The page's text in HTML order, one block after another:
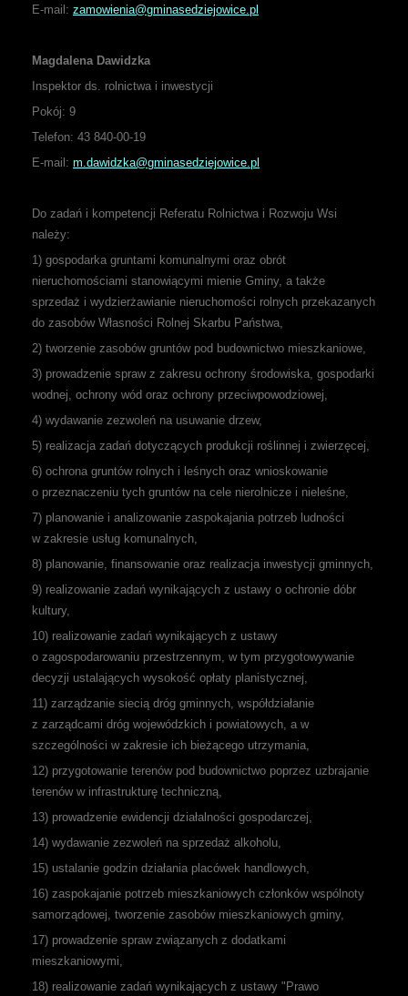
E-mail: zamowienia@gminasedziejowice.pl
Magdalena Dawidzka
Inspektor ds. rolnictwa i inwestycji
Pokój: 9
Telefon: 43 840-00-19
E-mail: m.dawidzka@gminasedziejowice.pl
Do zadań i kompetencji Referatu Rolnictwa i Rozwoju Wsi
należy:
1) gospodarka gruntami komunalnymi oraz obrót
nieruchomościami stanowiącymi mienie Gminy, a także
sprzedaż i wydzierżawianie nieruchomości rolnych przekazanych
do zasobów Własności Rolnej Skarbu Państwa,
2) tworzenie zasobów gruntów pod budownictwo mieszkaniowe,
3) prowadzenie spraw z zakresu ochrony środowiska, gospodarki
wodnej, ochrony wód oraz ochrony przeciwpowodziowej,
4) wydawanie zezwoleń na usuwanie drzew,
5) realizacja zadań dotyczących produkcji roślinnej i zwierzęcej,
6) ochrona gruntów rolnych i leśnych oraz wnioskowanie
o przeznaczeniu tych gruntów na cele nierolnicze i nieleśne,
7) planowanie i analizowanie zaspokajania potrzeb ludności
w zakresie usług komunalnych,
8) planowanie, finansowanie oraz realizacja inwestycji gminnych,
9) realizowanie zadań wynikających z ustawy o ochronie dóbr
kultury,
10) realizowanie zadań wynikających z ustawy
o zagospodarowaniu przestrzennym, w tym przygotowywanie
decyzji ustalających wysokość opłaty planistycznej,
11) zarządzanie siecią dróg gminnych, współdziałanie
z zarządcami dróg wojewódzkich i powiatowych, a w
szczególności w zakresie ich bieżącego utrzymania,
12) przygotowanie terenów pod budownictwo poprzez uzbrajanie
terenów w infrastrukturę techniczną,
13) prowadzenie ewidencji działalności gospodarczej,
14) wydawanie zezwoleń na sprzedaż alkoholu,
15) ustalanie godzin działania placówek handlowych,
16) zaspokajanie potrzeb mieszkaniowych członków wspólnoty
samorządowej, tworzenie zasobów mieszkaniowych gminy,
17) prowadzenie spraw związanych z dodatkami
mieszkaniowymi,
18) realizowanie zadań wynikających z ustawy "Prawo